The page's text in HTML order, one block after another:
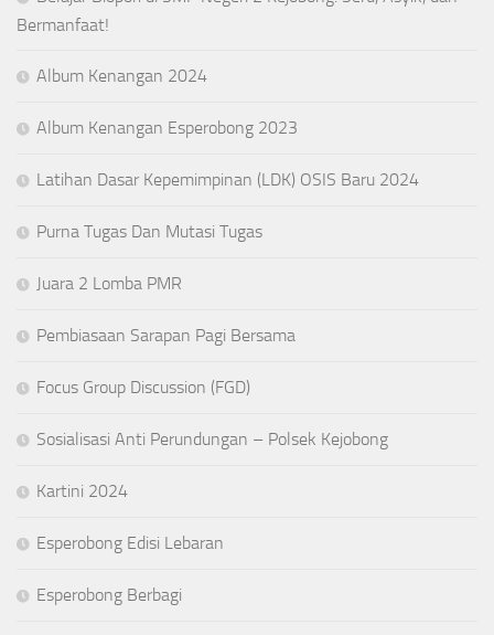
Bermanfaat!
Album Kenangan 2024
Album Kenangan Esperobong 2023
Latihan Dasar Kepemimpinan (LDK) OSIS Baru 2024
Purna Tugas Dan Mutasi Tugas
Juara 2 Lomba PMR
Pembiasaan Sarapan Pagi Bersama
Focus Group Discussion (FGD)
Sosialisasi Anti Perundungan – Polsek Kejobong
Kartini 2024
Esperobong Edisi Lebaran
Esperobong Berbagi